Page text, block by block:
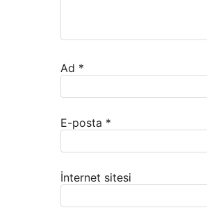
Ad *
E-posta *
İnternet sitesi